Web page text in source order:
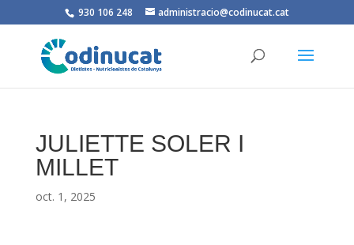
930 106 248 administracio@codinucat.cat
JULIETTE SOLER I
MILLET
oct. 1, 2025